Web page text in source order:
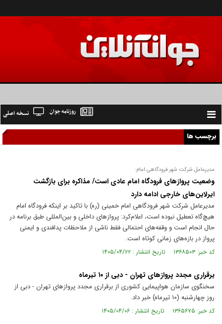
Toggle
navigation
نسخه اصلی روزنامه جوان
برچسب ها
مدیرعامل شرکت شهر فرودگاهی امام:
وضعیت پروازهای فرودگاه امام عادی است/ مذاکره برای بازگشت
ایرلاین‌های خارجی ادامه دارد
مدیرعامل شرکت شهر فرودگاهی امام خمینی (ره) با تاکید بر اینکه فرودگاه امام
هیچ‌گاه تعطیل نبوده است، اعلام‌کرد: پروازهای داخلی و بین‌المللی طبق برنامه در
حال انجام است و وقفه‌های احتمالی فقط ناشی از ملاحظات پدافندی و ایمنی
پرواز در بازه‌های زمانی کوتاه است.
کد خبر: ۱۳۶۸۵۰۳ تاریخ انتشار : ۱۴۰۵/۰۴/۲۲
برقراری مجدد پروازهای تهران - دبی از ۱۰ تیرماه
سخنگوی سازمان هواپیمایی کشوری از برقراری مجدد پروازهای تهران - دبی از
روز چهارشنبه (۱۰ تیرماه) خبر داد.
کد خبر: ۱۳۶۵۶۷۵ تاریخ انتشار : ۱۴۰۵/۰۴/۰۶